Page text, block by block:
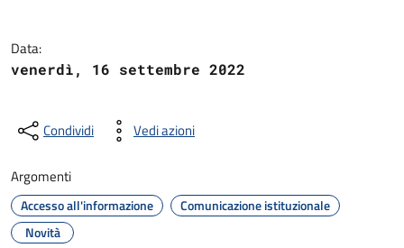
Data:
venerdì, 16 settembre 2022
Condividi Vedi azioni
Argomenti
Accesso all'informazione
Comunicazione istituzionale
Novità